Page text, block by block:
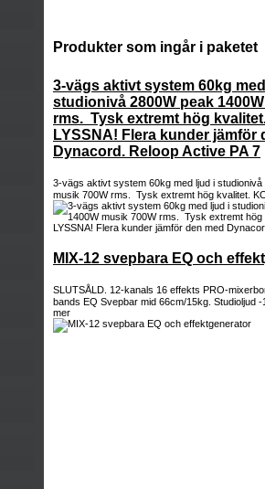
Produkter som ingår i paketet
3-vägs aktivt system 60kg
studionivå 2800W peak
rms. Tysk extremt hög
LYSSNA! Flera kunder jämför
Dynacord. Reloop Active PA 7
3-vägs aktivt system 60kg med ljud i studionivå
musik 700W rms. Tysk extremt hög kvalitet.
MIX-12 svepbara EQ och
SLUTSÅLD. 12-kanals 16 effekts PRO-
bands EQ Svepbar mid 66cm/15kg. Studioljud
mer